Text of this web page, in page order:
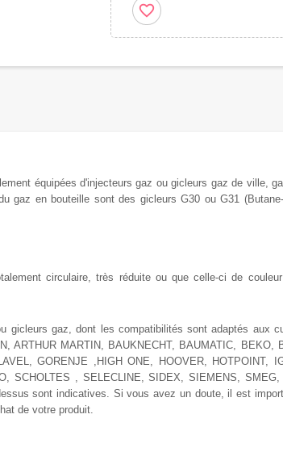
favorite_border
équipées d'injecteurs gaz ou gicleurs gaz de ville,
gaz en bouteille sont des gicleurs G30 ou G31
circulaire, très réduite ou que celle-ci de
gicleurs gaz, dont les compatibilités sont adaptés aux
ARTHUR MARTIN, BAUKNECHT, BAUMATIC,
GORENJE ,HIGH ONE, HOOVER, HOTPOINT,
SCHOLTES , SELECLINE, SIDEX, SIEMENS,
sont indicatives. Si vous avez un doute, il est
de votre produit.